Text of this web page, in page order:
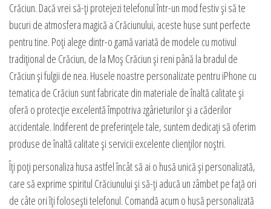
Crăciun. Dacă vrei să-ți protejezi telefonul într-un mod festiv și să te
bucuri de atmosfera magică a Crăciunului, aceste huse sunt perfecte
pentru tine. Poți alege dintr-o gamă variată de modele cu motivul
tradițional de Crăciun, de la Moș Crăciun și reni până la bradul de
Crăciun și fulgii de nea. Husele noastre personalizate pentru iPhone cu
tematica de Crăciun sunt fabricate din materiale de înaltă calitate și
oferă o protecție excelentă împotriva zgârieturilor și a căderilor
accidentale. Indiferent de preferințele tale, suntem dedicați să oferim
produse de înaltă calitate și servicii excelente clienților noștri.
Îți poți personaliza husa astfel încât să ai o husă unică și personalizată,
care să exprime spiritul Crăciunului și să-ți aducă un zâmbet pe față ori
de câte ori îți folosești telefonul. Comandă acum o husă personalizată